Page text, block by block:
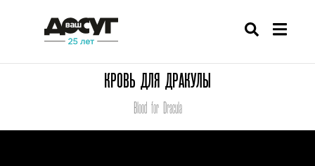
КРОВЬ ДЛЯ ДРАКУЛЫ
Blood for Dracula